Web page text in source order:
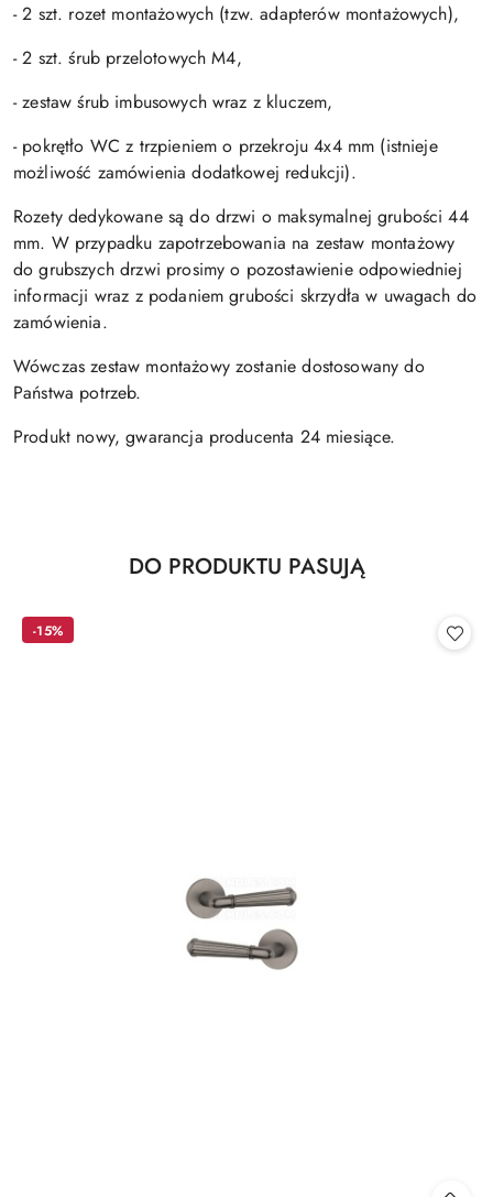
- 2 szt. rozet montażowych (tzw. adapterów montażowych),
- 2 szt. śrub przelotowych M4,
- zestaw śrub imbusowych wraz z kluczem,
- pokrętło WC z trzpieniem o przekroju 4x4 mm (istnieje
możliwość zamówienia dodatkowej redukcji).
Rozety dedykowane są do drzwi o maksymalnej grubości 44
mm. W przypadku zapotrzebowania na zestaw montażowy
do grubszych drzwi prosimy o pozostawienie odpowiedniej
informacji wraz z podaniem grubości skrzydła w uwagach do
zamówienia.
Wówczas zestaw montażowy zostanie dostosowany do
Państwa potrzeb.
Produkt nowy, gwarancja producenta 24 miesiące.
Pomiń karuzelę produktów
Produkty
DO PRODUKTU PASUJĄ
-15%